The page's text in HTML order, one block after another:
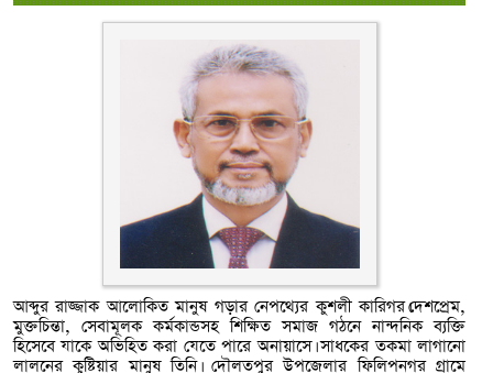
আব্দুর রাজ্জাক আলোকিত মানুষ গড়ার নেপথ্যের কুশলী কারিগর।দেশপ্রেম,
মুক্তচিন্তা, সেবামূলক কর্মকান্ডসহ শিক্ষিত সমাজ গঠনে নান্দনিক ব্যক্তি
হিসেবে যাকে অভিহিত করা যেতে পারে অনায়াসে। সাধকের তকমা লাগানো
লালনের কুষ্টিয়ার মানুষ তিনি। দৌলতপুর উপজেলার ফিলিপনগর গ্রামে